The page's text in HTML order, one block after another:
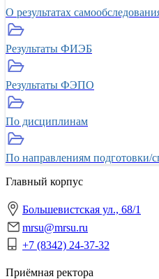
О результатах
Результаты ФИЭБ
Результаты ФЭПО
По дисциплинам
По направлениям подготовки/
Главный корпус
Большевистская ул., 68/1
mrsu@mrsu.ru
+7 (8342) 24-37-32
Приёмная ректора